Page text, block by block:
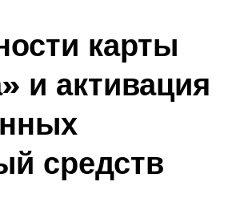
карты
и активация
средств